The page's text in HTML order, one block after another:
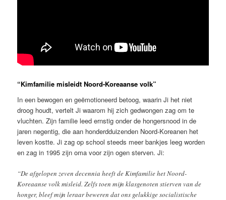
“Kimfamilie misleidt Noord-Koreaanse volk”
In een bewogen en geëmotioneerd betoog, waarin Ji het niet
droog houdt, vertelt Ji waarom hij zich gedwongen zag om te
vluchten. Zijn familie leed ernstig onder de hongersnood in de
jaren negentig, die aan honderdduizenden Noord-Koreanen het
leven kostte. Ji zag op school steeds meer bankjes leeg worden
en zag in 1995 zijn oma voor zijn ogen sterven. Ji:
“De afgelopen zeven decennia heeft de Kimfamilie het Noord-
Koreaanse volk misleid. Zelfs toen mijn klasgenoten stierven van de
honger, bleef mijn leraar beweren dat ons gelukkige socialistische